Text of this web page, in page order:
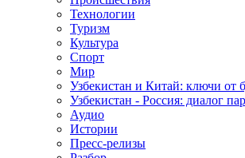
Технологии
Туризм
Культура
Спорт
Мир
Узбекистан и Китай: ключи от
Узбекистан - Россия: диалог
Аудио
Истории
Пресс-релизы